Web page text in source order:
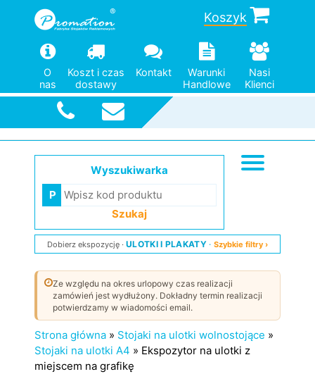
O
nas
Koszt i czas
dostawy
Kontakt
Warunki
Handlowe
Nasi
Klienci
Koszyk
wysyłka
Wyszukiwarka
Szukaj
Dobierz ekspozycję ULOTKI I PLAKATY Szybkie filtry ›
Ze względu na okres urlopowy czas realizacji
zamówień jest wydłużony. Dokładny termin realizacji
potwierdzamy w wiadomości email.
Strona główna » Stojaki na ulotki wolnostojące »
Stojaki na ulotki A4 » Ekspozytor na ulotki z
miejscem na grafikę